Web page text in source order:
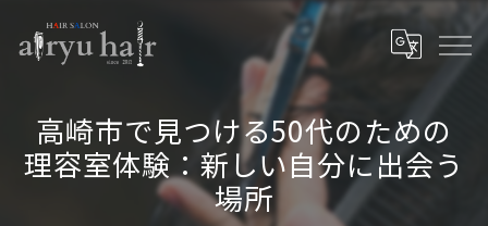
高崎市で見つける50代のための
理容室体験：新しい自分に出会う
場所